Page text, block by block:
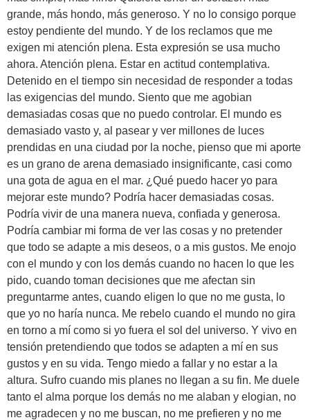
grande, más hondo, más generoso. Y no lo consigo porque
estoy pendiente del mundo. Y de los reclamos que me
exigen mi atención plena. Esta expresión se usa mucho
ahora. Atención plena. Estar en actitud contemplativa.
Detenido en el tiempo sin necesidad de responder a todas
las exigencias del mundo. Siento que me agobian
demasiadas cosas que no puedo controlar. El mundo es
demasiado vasto y, al pasear y ver millones de luces
prendidas en una ciudad por la noche, pienso que mi aporte
es un grano de arena demasiado insignificante, casi como
una gota de agua en el mar. ¿Qué puedo hacer yo para
mejorar este mundo? Podría hacer demasiadas cosas.
Podría vivir de una manera nueva, confiada y generosa.
Podría cambiar mi forma de ver las cosas y no pretender
que todo se adapte a mis deseos, o a mis gustos. Me enojo
con el mundo y con los demás cuando no hacen lo que les
pido, cuando toman decisiones que me afectan sin
preguntarme antes, cuando eligen lo que no me gusta, lo
que yo no haría nunca. Me rebelo cuando el mundo no gira
en torno a mí como si yo fuera el sol del universo. Y vivo en
tensión pretendiendo que todos se adapten a mí en sus
gustos y en su vida. Tengo miedo a fallar y no estar a la
altura. Sufro cuando mis planes no llegan a su fin. Me duele
tanto el alma porque los demás no me alaban y elogian, no
me agradecen y no me buscan, no me prefieren y no me